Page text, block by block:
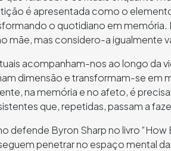
é apresentada como o
o quotidiano em memória.
mãe, mas considero-a igualmente
acompanham-nos ao longo da
dimensão e transformam-se em
na memória e no afeto, é
que, repetidas, passam a
defende Byron Sharp no livro
penetrar no espaço mental